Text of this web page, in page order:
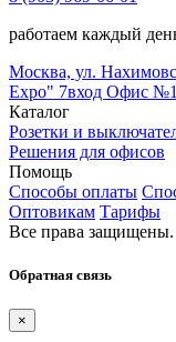
работаем каждый
Москва, ул.
Expo" 7вход Офис
Каталог
Розетки и
Решения для офисов
Помощь
Способы оплаты
Оптовикам Тарифы
Все права защищены.
Обратная связь
×